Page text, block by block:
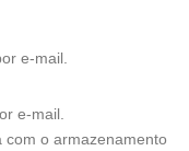
e-mail.
e-mail.
com o armazenamento